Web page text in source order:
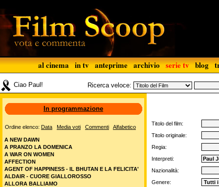
al cinema in tv anteprime archivio serie tv blog
Ciao Paul! Ricerca veloce:
Titolo del film:
Titolo originale:
Regia:
Interpreti:
Nazionalità:
Genere:
In programmazione
Ordine elenco: Data Media voti Commenti Alfabetico
A NEW DAWN
A PRANZO LA DOMENICA
A WAR ON WOMEN
AFFECTION
AGENT OF HAPPINESS - IL BHUTAN E LA FELICITA'
ALDAIR - CUORE GIALLOROSSO
ALLORA BALLIAMO